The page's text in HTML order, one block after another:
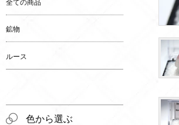
全ての商品
鉱物
ルース
色から選ぶ